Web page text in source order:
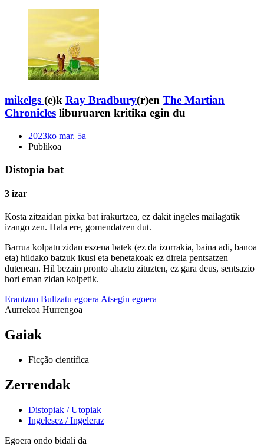
mikelgs (e)k Ray Bradbury(r)en The Martian
Chronicles liburuaren kritika egin du
2023ko mar. 5a
Publikoa
Distopia bat
3 izar
Kosta zitzaidan pixka bat irakurtzea, ez dakit ingeles mailagatik
izango zen. Hala ere, gomendatzen dut.
Barrua kolpatu zidan eszena batek (ez da izorrakia, baina adi, banoa
eta) hildako batzuk ikusi eta benetakoak ez direla pentsatzen
dutenean. Hil bezain pronto ahaztu zituzten, ez gara deus, sentsazio
hori eman zidan kolpetik.
Erantzun Bultzatu egoera Atsegin egoera
Aurrekoa Hurrengoa
Gaiak
Ficção científica
Zerrendak
Distopiak / Utopiak
Ingelesez / Ingeleraz
Egoera ondo bidali da